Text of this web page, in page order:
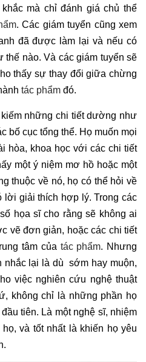
mà chỉ đánh giá chủ thể
. Các giám tuyển cũng xem
đã được làm lại và nếu có
thế nào. Và các giám tuyển sẽ
thấy sự thay đổi giữa chừng
tác phẩm đó.
kiếm những chi tiết dường như
bố cục tổng thể. Họ muốn mọi
hòa, khoa học với các chi tiết
một ý niệm mơ hồ hoặc một
thuộc về nó, họ có thể hỏi về
lời giải thích hợp lý. Trong các
họa sĩ cho rằng sẽ không ai
vẽ đơn giản, hoặc các chi tiết
tâm của tác phẩm. Nhưng
nhắc lại là dù sớm hay muộn,
việc nghiên cứu nghệ thuật
không chỉ là những phần họ
tiên. Là một nghệ sĩ, nhiệm
và tốt nhất là khiến họ yêu